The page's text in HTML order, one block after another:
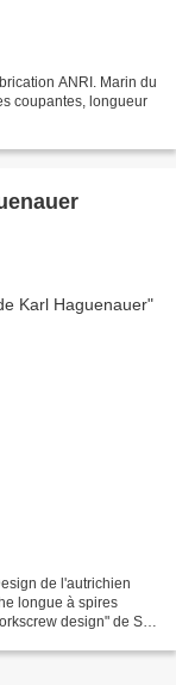
ANRI. Marin du
coupantes, longueur
de l'autrichien
longue à spires
design" de Sal